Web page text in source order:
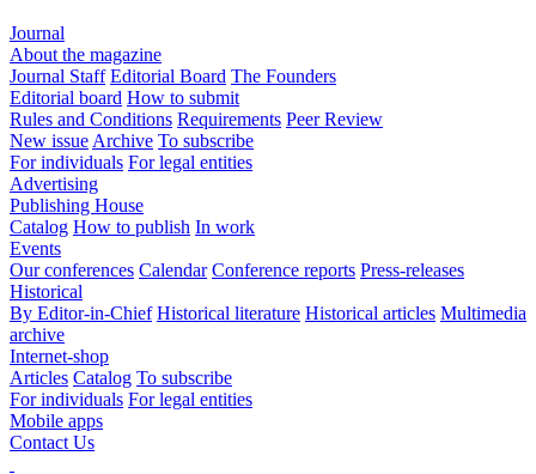
Journal
About the magazine
Journal Staff Editorial Board The Founders
Editorial board How to submit
Rules and Conditions Requirements Peer Review
New issue Archive To subscribe
For individuals For legal entities
Advertising
Publishing House
Catalog How to publish In work
Events
Our conferences Calendar Conference reports Press-releases
Historical
By Editor-in-Chief Historical literature Historical articles Multimedia
archive
Internet-shop
Articles Catalog To subscribe
For individuals For legal entities
Mobile apps
Contact Us